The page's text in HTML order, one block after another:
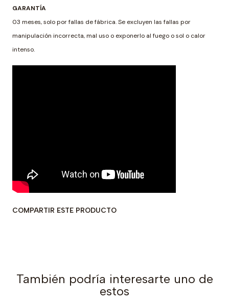
GARANTÍA
03 meses, solo por fallas de fábrica. Se excluyen las fallas por
manipulación incorrecta, mal uso o exponerlo al fuego o sol o calor
intenso.
COMPARTIR ESTE PRODUCTO
También podría interesarte uno de
estos